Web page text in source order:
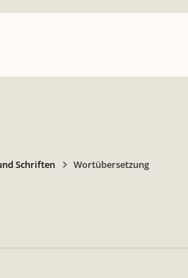
Schriften Wortübersetzung